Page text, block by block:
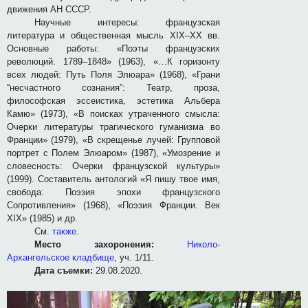
движения АН СССР.
Научные интересы: французская
литература и общественная мысль XIX–XX вв.
Основные работы: «Поэты французских
революций. 1789–1848» (1963), «…К горизонту
всех людей: Путь Поля Элюара» (1968), «Грани
“несчастного сознания”: Театр, проза,
философская эcсеистика, эстетика Альбера
Камю» (1973), «В поисках утраченного смысла:
Очерки литературы трагического гуманизма во
Франции» (1979), «В скрещенье лучей: Групповой
портрет с Полем Элюаром» (1987), «Умозрение и
словесность: Очерки французской культуры»
(1999). Составитель антологий «Я пишу твое имя,
свобода: Поэзия эпохи французского
Сопротивления» (1968), «Поэзия Франции. Век
XIX» (1985) и др.
См. также.
Место захоронения:
Николо-
Архангельское кладбище, уч. 1/11.
Дата съемки: 29.08.2020.